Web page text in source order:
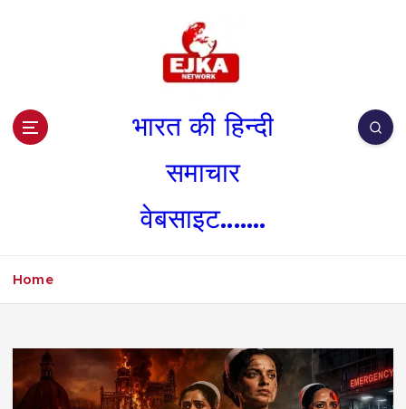
भारत की हिन्दी
समाचार
वेबसाइट.......
Home